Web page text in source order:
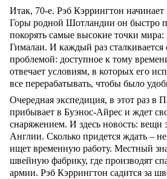
Итак, 70-е. Рэб Кэррингтон
Горы родной Шотландии он быстро
покорять самые высокие точки
Гималаи. И каждый раз
проблемой: доступное к тому
отвечает условиям, в которых его
все перерабатывать, чтобы было
Очередная экспедиция, в этот раз в
прибывает в Буэнос-Айрес и ждет
снаряжением. И здесь новость: вещи
Англии. Сколько придется ждать –
ищет временную работу. Местный
швейную фабрику, где производят
армии. Рэб Кэррингтон садится за